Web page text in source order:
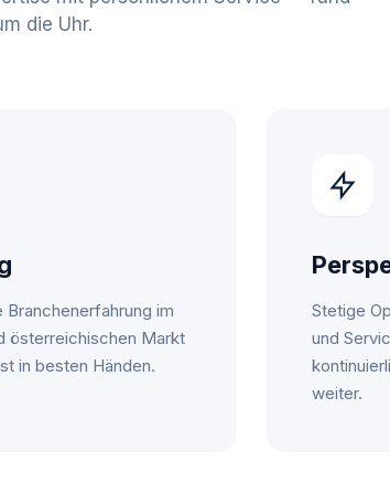
die Uhr.
Branchenerfahrung im
österreichischen Markt
in besten Händen.
Stetige
und
weiter.